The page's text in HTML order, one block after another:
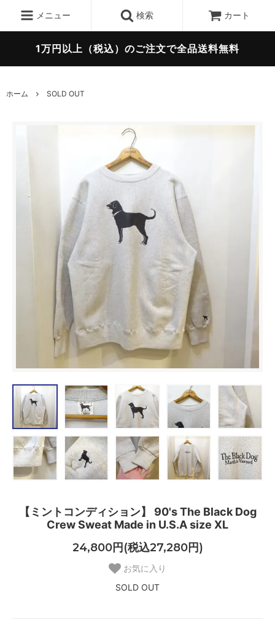
メニュー 検索 カート
1万円以上（税込）のご注文で全品送料無料
ホーム SOLD OUT
【ミントコンディション】 90's The Black Dog
Crew Sweat Made in U.S.A size XL
24,800円(税込27,280円)
お気に入り
SOLD OUT